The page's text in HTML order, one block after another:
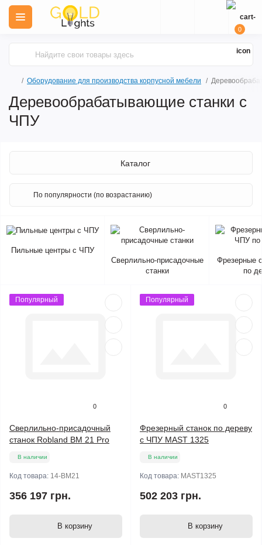
0
Оборудование для производства корпусной мебели
Деревообрабатывающие станки с
ЧПУ
Каталог
Пильные центры с ЧПУ
Сверлильно-присадочные
станки
Фрезерные
по
Популярный
0
Сверлильно-присадочный
станок Robland BM 21 Pro
В наличии
Код товара: 14-BM21
356 197 грн.
В корзину
Популярный
0
Фрезерный станок по дереву
с ЧПУ MAST 1325
В наличии
Код товара: MAST1325
502 203 грн.
В корзину